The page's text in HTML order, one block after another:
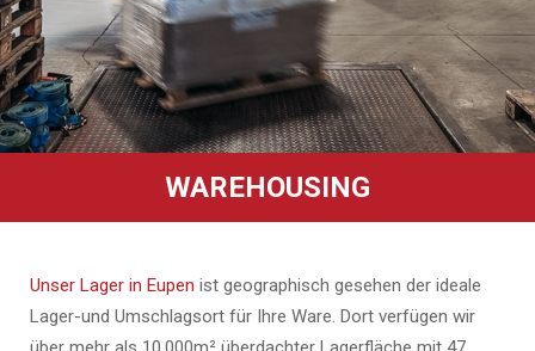
WAREHOUSING
Unser Lager in Eupen ist geographisch gesehen der ideale
Lager-und Umschlagsort für Ihre Ware. Dort verfügen wir